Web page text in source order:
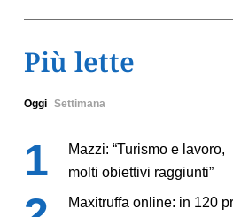
Più lette
Oggi Settimana
Mazzi: “Turismo e lavoro,
molti obiettivi raggiunti”
Maxitruffa online: in 120